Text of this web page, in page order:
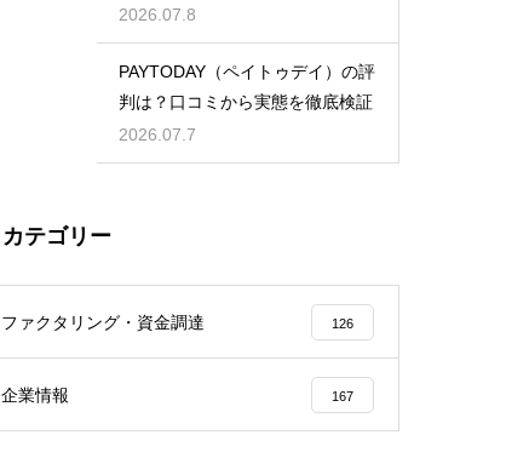
検証！
2026.07.8
PAYTODAY（ペイトゥデイ）の評
判は？口コミから実態を徹底検証
2026.07.7
カテゴリー
ファクタリング・資金調達 126
企業情報 167